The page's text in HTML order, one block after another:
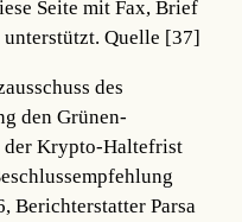
Seite mit Fax, Brief
unterstützt.Quelle [37]
des
den Grünen-
der Krypto-Haltefrist
Berichterstatter Parsa